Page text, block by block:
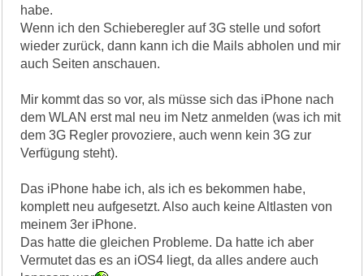
habe.
Wenn ich den Schieberegler auf 3G stelle und sofort
wieder zurück, dann kann ich die Mails abholen und mir
auch Seiten anschauen.
Mir kommt das so vor, als müsse sich das iPhone nach
dem WLAN erst mal neu im Netz anmelden (was ich mit
dem 3G Regler provoziere, auch wenn kein 3G zur
Verfügung steht).
Das iPhone habe ich, als ich es bekommen habe,
komplett neu aufgesetzt. Also auch keine Altlasten von
meinem 3er iPhone.
Das hatte die gleichen Probleme. Da hatte ich aber
Vermutet das es an iOS4 liegt, da alles andere auch